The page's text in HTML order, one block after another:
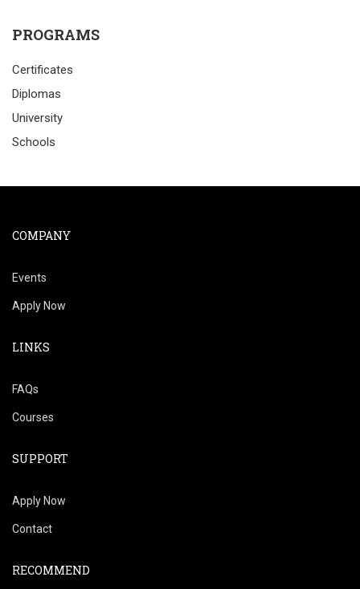
PROGRAMS
Certificates
Diplomas
University
Schools
COMPANY
Events
Apply Now
LINKS
FAQs
Courses
SUPPORT
Apply Now
Contact
RECOMMEND